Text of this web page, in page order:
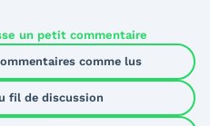
un petit commentaire
comme lus
fil de discussion